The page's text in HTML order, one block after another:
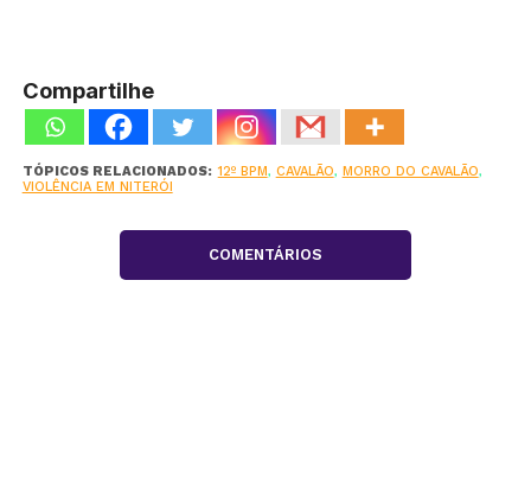
Compartilhe
TÓPICOS RELACIONADOS: 12º BPM, CAVALÃO, MORRO DO CAVALÃO,
VIOLÊNCIA EM NITERÓI
COMENTÁRIOS